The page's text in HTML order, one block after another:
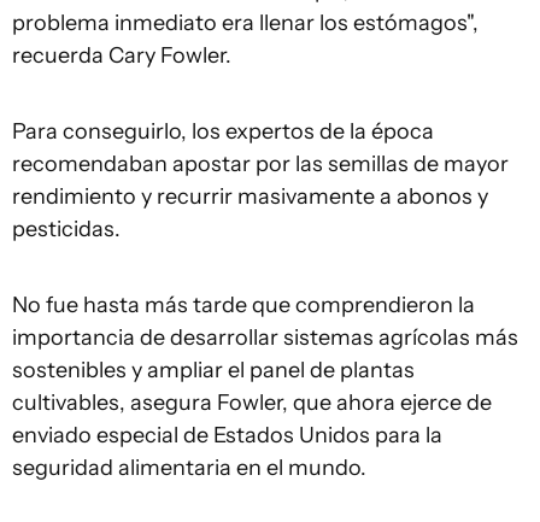
problema inmediato era llenar los estómagos",
recuerda Cary Fowler.
Para conseguirlo, los expertos de la época
recomendaban apostar por las semillas de mayor
rendimiento y recurrir masivamente a abonos y
pesticidas.
No fue hasta más tarde que comprendieron la
importancia de desarrollar sistemas agrícolas más
sostenibles y ampliar el panel de plantas
cultivables, asegura Fowler, que ahora ejerce de
enviado especial de Estados Unidos para la
seguridad alimentaria en el mundo.